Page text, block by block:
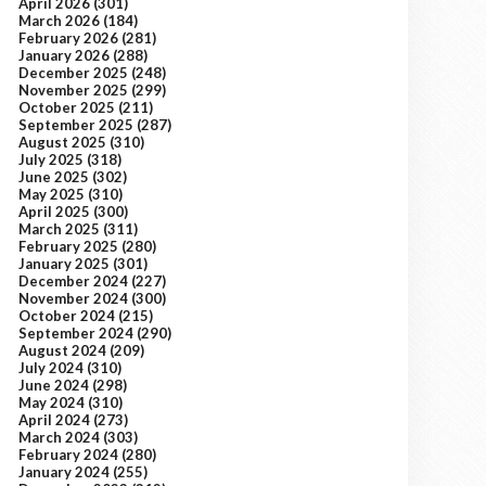
March 2026 (184)
February 2026 (281)
January 2026 (288)
December 2025 (248)
November 2025 (299)
October 2025 (211)
September 2025 (287)
August 2025 (310)
July 2025 (318)
June 2025 (302)
May 2025 (310)
April 2025 (300)
March 2025 (311)
February 2025 (280)
January 2025 (301)
December 2024 (227)
November 2024 (300)
October 2024 (215)
September 2024 (290)
August 2024 (209)
July 2024 (310)
June 2024 (298)
May 2024 (310)
April 2024 (273)
March 2024 (303)
February 2024 (280)
January 2024 (255)